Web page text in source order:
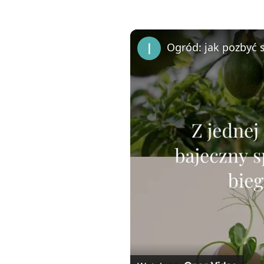
Ogród: jak pozbyć